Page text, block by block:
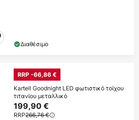
Διαθέσιμο
RRP -66,86 €
Kartell Goodnight LED φωτιστικό τοίχου
τιτανίου μεταλλικό
199,90 €
RRP266,76 €